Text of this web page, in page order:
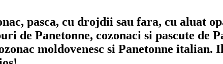
pasca, cu drojdii sau fara, cu aluat
de Panetonne, cozonaci si pascute de
moldovenesc si Panetonne italian.